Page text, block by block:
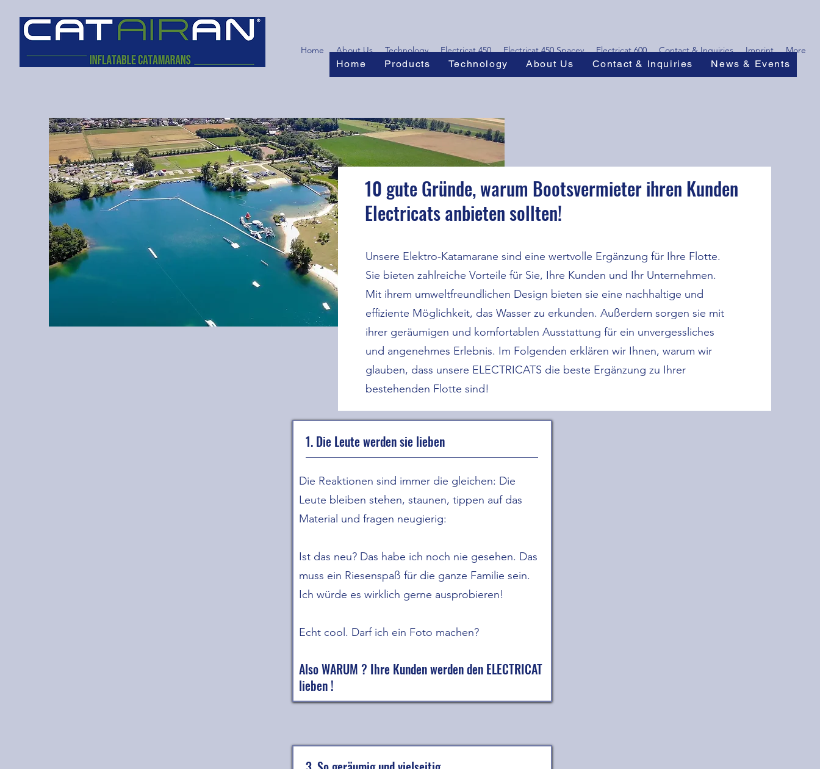
Home Products Technology About Us Contact & Inquiries News & Events
10 gute Gründe, warum Bootsvermieter ihren Kunden
Electricats anbieten sollten!
Unsere Elektro-Katamarane sind eine wertvolle Ergänzung für Ihre Flotte.
Sie bieten zahlreiche Vorteile für Sie, Ihre Kunden und Ihr Unternehmen.
Mit ihrem umweltfreundlichen Design bieten sie eine nachhaltige und
effiziente Möglichkeit, das Wasser zu erkunden. Außerdem sorgen sie mit
ihrer geräumigen und komfortablen Ausstattung für ein unvergessliches
und angenehmes Erlebnis. Im Folgenden erklären wir Ihnen, warum wir
glauben, dass unsere ELECTRICATS die beste Ergänzung zu Ihrer
bestehenden Flotte sind!
1. Die Leute werden sie lieben
Die Reaktionen sind immer die gleichen: Die
Leute bleiben stehen, staunen, tippen auf das
Material und fragen neugierig:
Ist das neu? Das habe ich noch nie gesehen. Das
muss ein Riesenspaß für die ganze Familie sein.
Ich würde es wirklich gerne ausprobieren!
Echt cool. Darf ich ein Foto machen?
Also WARUM ? Ihre Kunden werden den ELECTRICAT
lieben !
Home About Us Technology Electricat 450 Electricat 450 Spacey Electricat 600 Contact & Inquiries Imprint More